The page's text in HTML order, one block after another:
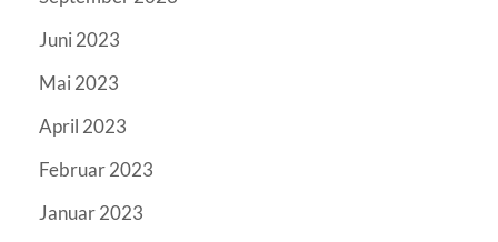
Juni 2023
Mai 2023
April 2023
Februar 2023
Januar 2023